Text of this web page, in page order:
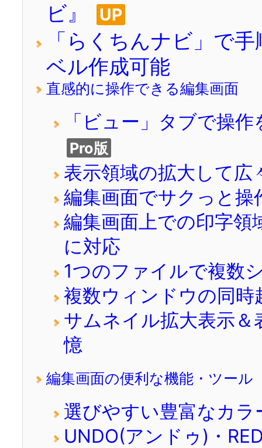
ビ』
UP
「らくちんナビ」で
ベル作成可能
直感的に操作できる編集画面
「ビュー」タブで操
Pro版
表示領域の拡大して広
編集画面でサクっと操
編集画面上での印字領
に対応
1つのファイルで複数
複数ウィンドウの同時
サムネイル拡大表示＆
憶
編集画面の便利な機能・ツール
選びやすい豊富なカラ
UNDO(アンドゥ)・